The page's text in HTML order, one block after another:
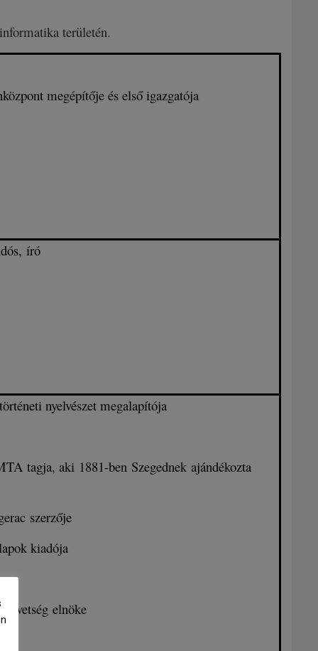
területén.
megépítője és első igazgatója
író
nyelvészet megalapítója
tagja, aki 1881-ben Szegednek ajándékozta
szerzője
kiadója
elnöke